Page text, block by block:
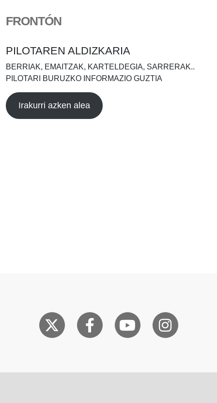
FRONTÓN
PILOTAREN ALDIZKARIA
BERRIAK, EMAITZAK, KARTELDEGIA, SARRERAK..
PILOTARI BURUZKO INFORMAZIO GUZTIA
Irakurri azken alea